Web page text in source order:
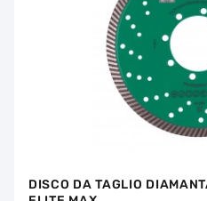
DISCO DA TAGLIO